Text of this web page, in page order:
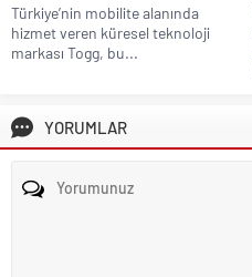
Türkiye’nin mobilite alanında
hizmet veren küresel teknoloji
markası Togg, bu...
YORUMLAR